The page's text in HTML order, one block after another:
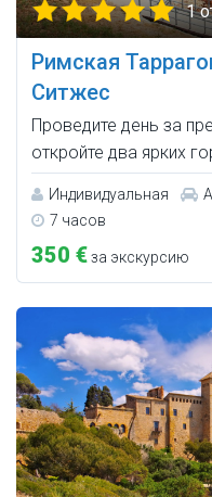
1
Римская
Ситжес
Проведите день за
откройте два ярких
Индивидуальная
7 часов
350 €за экскурсию